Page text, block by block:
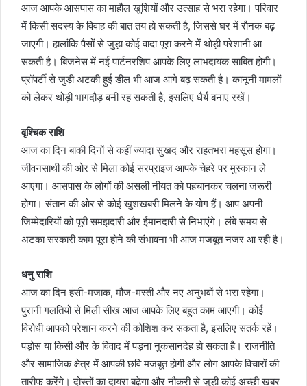
आज आपके आसपास का माहौल खुशियों और उत्साह से भरा रहेगा। परिवार
में किसी सदस्य के विवाह की बात तय हो सकती है, जिससे घर में रौनक बढ़
जाएगी। हालांकि पैसों से जुड़ा कोई वादा पूरा करने में थोड़ी परेशानी आ
सकती है। बिजनेस में नई पार्टनरशिप आपके लिए लाभदायक साबित होगी।
प्रॉपर्टी से जुड़ी अटकी हुई डील भी आज आगे बढ़ सकती है। कानूनी मामलों
को लेकर थोड़ी भागदौड़ बनी रह सकती है, इसलिए धैर्य बनाए रखें।
वृश्चिक राशि
आज का दिन बाकी दिनों से कहीं ज्यादा सुखद और राहतभरा महसूस होगा।
जीवनसाथी की ओर से मिला कोई सरप्राइज आपके चेहरे पर मुस्कान ले
आएगा। आसपास के लोगों की असली नीयत को पहचानकर चलना जरूरी
होगा। संतान की ओर से कोई खुशखबरी मिलने के योग हैं। आप अपनी
जिम्मेदारियों को पूरी समझदारी और ईमानदारी से निभाएंगे। लंबे समय से
अटका सरकारी काम पूरा होने की संभावना भी आज मजबूत नजर आ रही है।
धनु राशि
आज का दिन हंसी-मजाक, मौज-मस्ती और नए अनुभवों से भरा रहेगा।
पुरानी गलतियों से मिली सीख आज आपके लिए बहुत काम आएगी। कोई
विरोधी आपको परेशान करने की कोशिश कर सकता है, इसलिए सतर्क रहें।
पड़ोस या किसी और के विवाद में पड़ना नुकसानदेह हो सकता है। राजनीति
और सामाजिक क्षेत्र में आपकी छवि मजबूत होगी और लोग आपके विचारों की
तारीफ करेंगे। दोस्तों का दायरा बढ़ेगा और नौकरी से जुड़ी कोई अच्छी खबर